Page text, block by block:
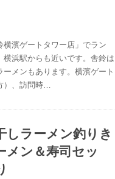
濱ゲートタワー店」でラン
浜駅からも近いです。舎鈴は
メンもあります。横濱ゲート
）、訪問時…
しラーメン釣りき
メン＆寿司セッ